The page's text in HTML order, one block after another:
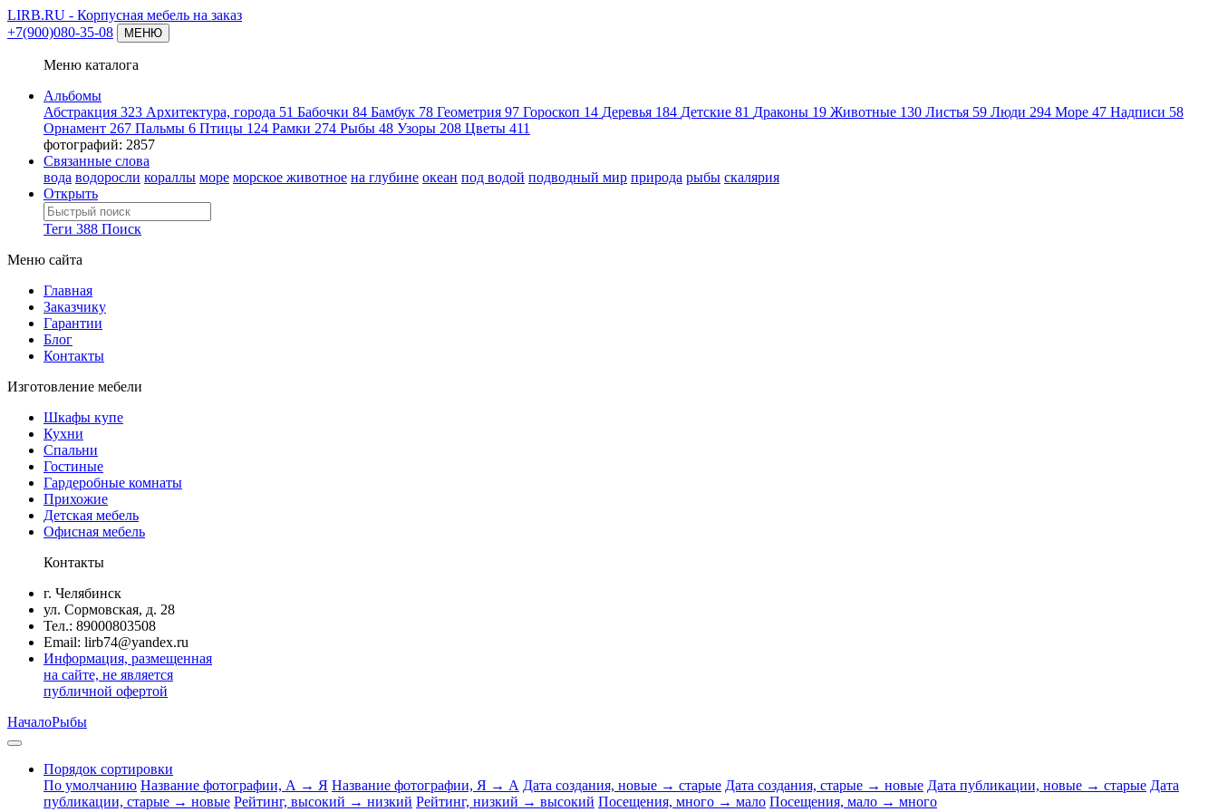
LIRB.RU - Корпусная мебель на заказ
+7(900)080-35-08
МЕНЮ
Меню каталога
Альбомы
Абстракция 323 Архитектура, города 51 Бабочки 84 Бамбук 78 Геометрия 97 Гороскоп 14 Деревья 184 Детские 81 Драконы 19 Животные 130 Листья 59 Люди 294 Море 47 Надписи 58
Орнамент 267 Пальмы 6 Птицы 124 Рамки 274 Рыбы 48 Узоры 208 Цветы 411
фотографий: 2857
Связанные слова
вода водоросли кораллы море морское животное на глубине океан под водой подводный мир природа рыбы скалярия
Открыть
Теги 388 Поиск
Меню сайта
Главная
Заказчику
Гарантии
Блог
Контакты
Изготовление мебели
Шкафы купе
Кухни
Спальни
Гостиные
Гардеробные комнаты
Прихожие
Детская мебель
Офисная мебель
Контакты
г. Челябинск
ул. Сормовская, д. 28
Тел.: 89000803508
Email: lirb74@yandex.ru
Информация, размещенная
на сайте, не является
публичной офертой
НачалоРыбы
Порядок сортировки
По умолчанию Название фотографии, А → Я Название фотографии, Я → А Дата создания, новые → старые Дата создания, старые → новые Дата публикации, новые → старые Дата
публикации, старые → новые Рейтинг, высокий → низкий Рейтинг, низкий → высокий Посещения, много → мало Посещения, мало → много